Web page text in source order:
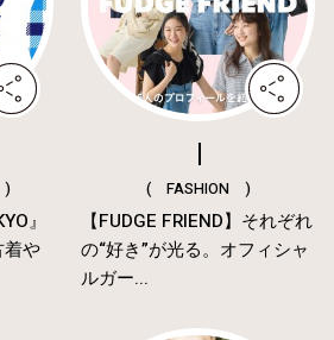
)
』
や
( FASHION )
【FUDGE FRIEND】それぞれ
の“好き”が光る。オフィシャ
ルガー...